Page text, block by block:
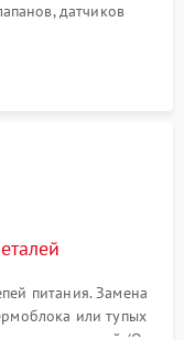
датчиков
степени износа
гидросистемы
питания. Замена
или тупых